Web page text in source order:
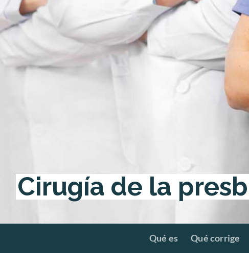
Cirugía de la
Qué es Qué corrige